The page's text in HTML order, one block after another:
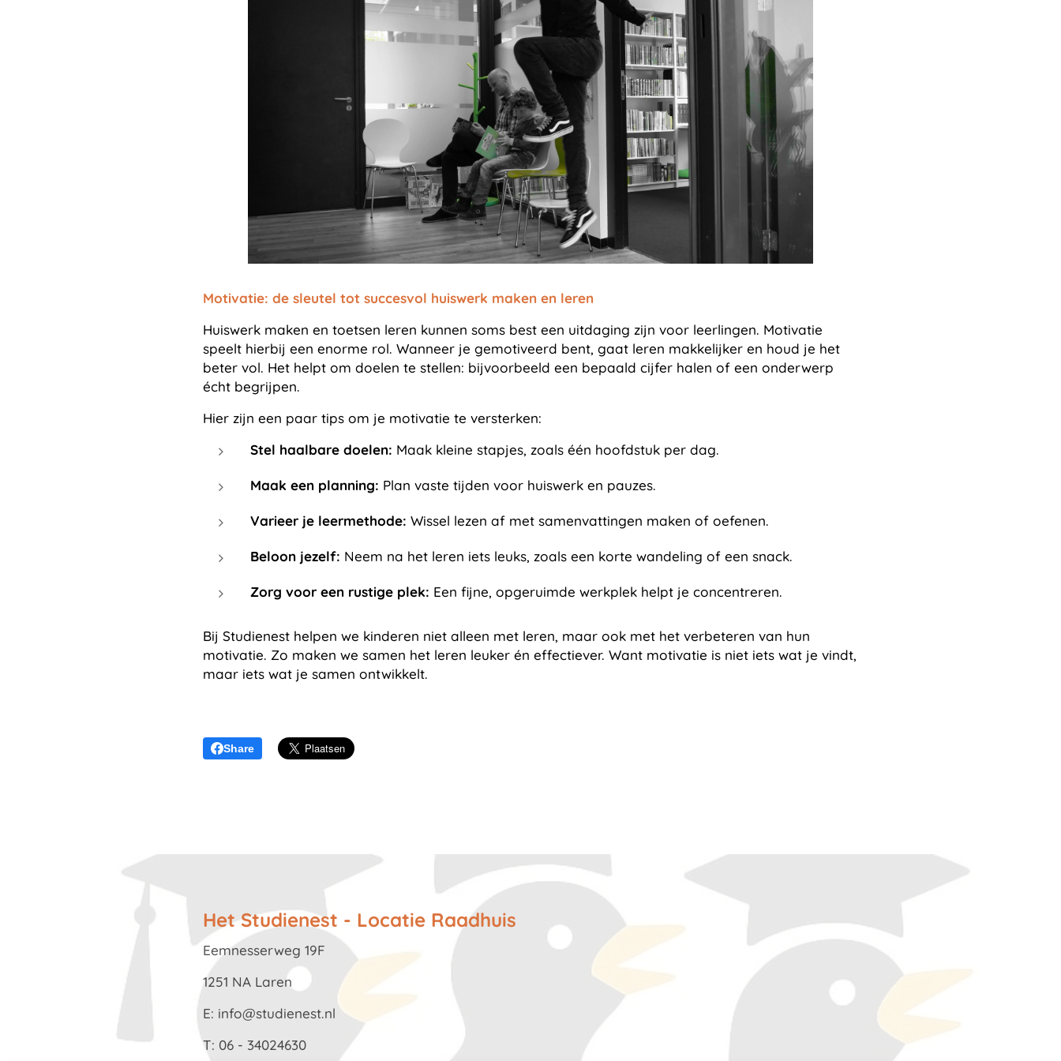
Motivatie: de sleutel tot succesvol huiswerk maken en leren
Huiswerk maken en toetsen leren kunnen soms best een uitdaging zijn voor leerlingen. Motivatie
speelt hierbij een enorme rol. Wanneer je gemotiveerd bent, gaat leren makkelijker en houd je het
beter vol. Het helpt om doelen te stellen: bijvoorbeeld een bepaald cijfer halen of een onderwerp
écht begrijpen.
Hier zijn een paar tips om je motivatie te versterken:
Stel haalbare doelen: Maak kleine stapjes, zoals één hoofdstuk per dag.
Maak een planning: Plan vaste tijden voor huiswerk en pauzes.
Varieer je leermethode: Wissel lezen af met samenvattingen maken of oefenen.
Beloon jezelf: Neem na het leren iets leuks, zoals een korte wandeling of een snack.
Zorg voor een rustige plek: Een fijne, opgeruimde werkplek helpt je concentreren.
Bij Studienest helpen we kinderen niet alleen met leren, maar ook met het verbeteren van hun
motivatie. Zo maken we samen het leren leuker én effectiever. Want motivatie is niet iets wat je vindt,
maar iets wat je samen ontwikkelt.
Share
Het Studienest - Locatie Raadhuis
Eemnesserweg 19F
1251 NA Laren
E: info@studienest.nl
T: 06 - 34024630